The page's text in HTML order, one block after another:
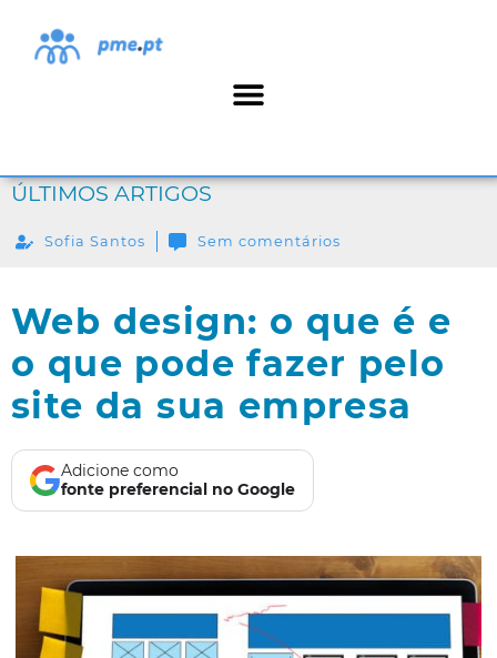
ÚLTIMOS ARTIGOS
Sofia Santos Sem comentários
Web design: o que é e
o que pode fazer pelo
site da sua empresa
Adicione como
fonte preferencial no Google